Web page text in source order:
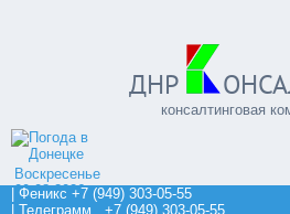
ДНР
консалтинговая
Воскресенье
09.08.2026
| Феникс +7 (949) 303-05-55
| Телеграмм +7 (949) 303-05-55